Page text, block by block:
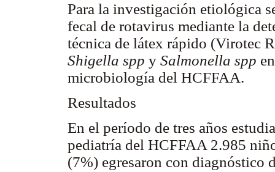
Para la investigación etiológica
fecal de rotavirus mediante la
técnica de látex rápido (Virotec
Shigella spp y Salmonella spp
microbiología del HCFFAA.
Resultados
En el período de tres años
pediatría del HCFFAA 2.985
(7%) egresaron con diagnóstico